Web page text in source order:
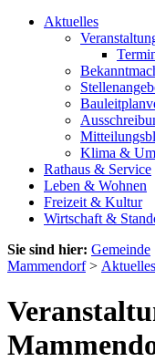
Aktuelles
Klima &
Rathaus & Service
Leben & Wohnen
Freizeit & Kultur
Wirtschaft &
Sie sind hier: Gemeinde
Mammendorf> Aktuelles